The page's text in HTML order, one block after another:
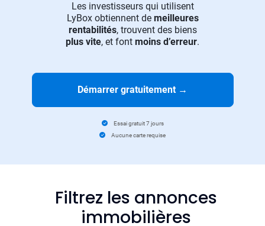
Les investisseurs qui utilisent
LyBox obtiennent de meilleures
rentabilités, trouvent des biens
plus vite, et font moins d’erreur.
Démarrer gratuitement →
Essai gratuit 7 jours
Aucune carte requise
Filtrez les annonces
immobilières